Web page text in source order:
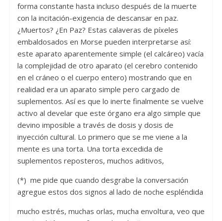
forma constante hasta incluso después de la muerte
con la incitación-exigencia de descansar en paz.
¿Muertos? ¿En Paz? Estas calaveras de píxeles
embaldosados en Morse pueden interpretarse así:
este aparato aparentemente simple (el calcáreo) vacía
la complejidad de otro aparato (el cerebro contenido
en el cráneo o el cuerpo entero) mostrando que en
realidad era un aparato simple pero cargado de
suplementos. Así es que lo inerte finalmente se vuelve
activo al develar que este órgano era algo simple que
devino imposible a través de dosis y dosis de
inyección cultural. Lo primero que se me viene a la
mente es una torta. Una torta excedida de
suplementos reposteros, muchos aditivos,
(*) me pide que cuando desgrabe la conversación
agregue estos dos signos al lado de noche espléndida
mucho estrés, muchas orlas, mucha envoltura, veo que